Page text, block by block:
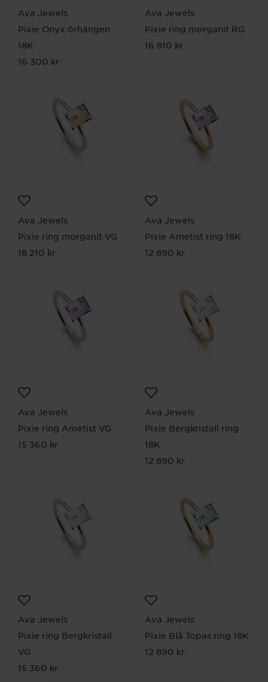
Ava Jewels
Pixie Onyx örhängen
18K
Pris:16 300 kr
16 300 kr
Ava Jewels
Pixie ring morganit RG
Pris:16 810 kr
16 810 kr
Ava Jewels
Pixie ring morganit VG
Pris:18 210 kr
18 210 kr
Ava Jewels
Pixie Ametist ring 18K
Pris:12 890 kr
12 890 kr
Ava Jewels
Pixie ring Ametist VG
Pris:15 360 kr
15 360 kr
Ava Jewels
Pixie Bergkristall ring
18K
Pris:12 890 kr
12 890 kr
Ava Jewels
Pixie ring Bergkristall
VG
Pris:15 360 kr
15 360 kr
Ava Jewels
Pixie Blå Topas ring 18K
Pris:12 890 kr
12 890 kr